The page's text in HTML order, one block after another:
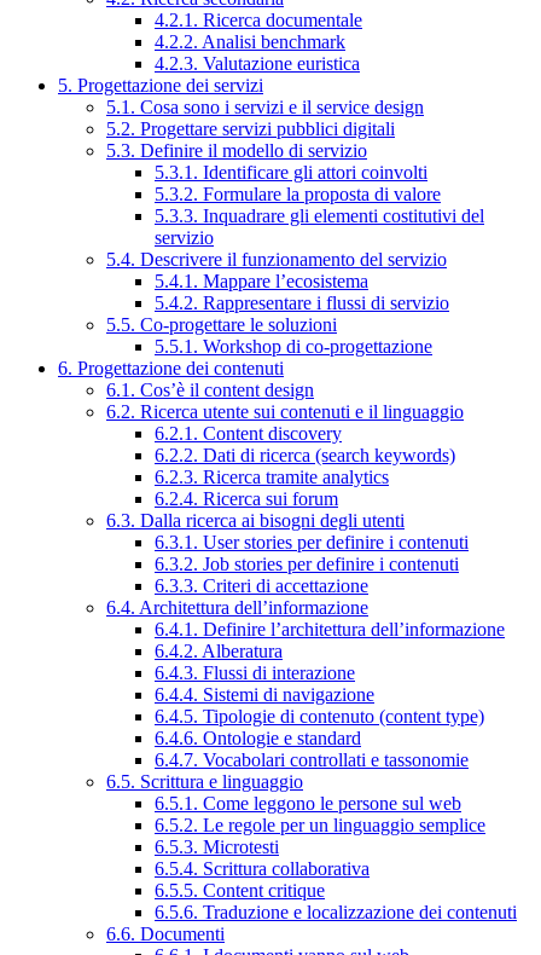
4.2.1. Ricerca documentale
4.2.2. Analisi benchmark
4.2.3. Valutazione euristica
5. Progettazione dei servizi
5.1. Cosa sono i servizi e il service design
5.2. Progettare servizi pubblici digitali
5.3. Definire il modello di servizio
5.3.1. Identificare gli attori coinvolti
5.3.2. Formulare la proposta di valore
5.3.3. Inquadrare gli elementi costitutivi del
servizio
5.4. Descrivere il funzionamento del servizio
5.4.1. Mappare l’ecosistema
5.4.2. Rappresentare i flussi di servizio
5.5. Co-progettare le soluzioni
5.5.1. Workshop di co-progettazione
6. Progettazione dei contenuti
6.1. Cos’è il content design
6.2. Ricerca utente sui contenuti e il linguaggio
6.2.1. Content discovery
6.2.2. Dati di ricerca (search keywords)
6.2.3. Ricerca tramite analytics
6.2.4. Ricerca sui forum
6.3. Dalla ricerca ai bisogni degli utenti
6.3.1. User stories per definire i contenuti
6.3.2. Job stories per definire i contenuti
6.3.3. Criteri di accettazione
6.4. Architettura dell’informazione
6.4.1. Definire l’architettura dell’informazione
6.4.2. Alberatura
6.4.3. Flussi di interazione
6.4.4. Sistemi di navigazione
6.4.5. Tipologie di contenuto (content type)
6.4.6. Ontologie e standard
6.4.7. Vocabolari controllati e tassonomie
6.5. Scrittura e linguaggio
6.5.1. Come leggono le persone sul web
6.5.2. Le regole per un linguaggio semplice
6.5.3. Microtesti
6.5.4. Scrittura collaborativa
6.5.5. Content critique
6.5.6. Traduzione e localizzazione dei contenuti
6.6. Documenti